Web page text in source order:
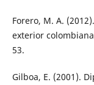
Forero, M. A.
exterior
53.
Gilboa, E. (2001).